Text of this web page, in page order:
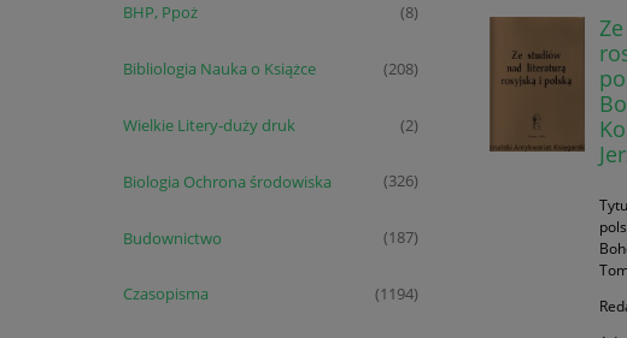
BHP, Ppoż (8)
Bibliologia Nauka o Książce (208)
Wielkie Litery-duży druk (2)
Biologia Ochrona środowiska (326)
Budownictwo (187)
Czasopisma (1194)